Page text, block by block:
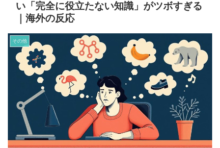
い「完全に役立たない知識」がツボすぎる
｜海外の反応
その他